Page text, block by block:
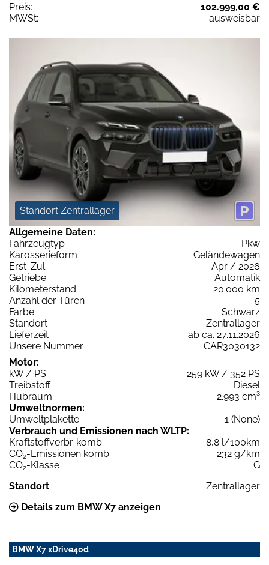
Preis:
102.999,00 €
MWSt:
ausweisbar
Standort Zentrallager
Allgemeine Daten:
Fahrzeugtyp
Pkw
Karosserieform
Geländewagen
Erst-Zul.
Apr / 2026
Getriebe
Automatik
Kilometerstand
20.000 km
Anzahl der Türen
5
Farbe
Schwarz
Standort
Zentrallager
Lieferzeit
ab ca. 27.11.2026
Unsere Nummer
CAR3030132
Motor:
kW / PS
259 kW / 352 PS
Treibstoff
Diesel
Hubraum
2.993 cm³
Umweltnormen:
Umweltplakette
1 (None)
Verbrauch und Emissionen nach WLTP:
Kraftstoffverbr. komb.
8,8 l/100km
CO2-Emissionen komb.
232 g/km
CO2-Klasse
G
Standort
Zentrallager
Details zum BMW X7 anzeigen
BMW X7 xDrive40d